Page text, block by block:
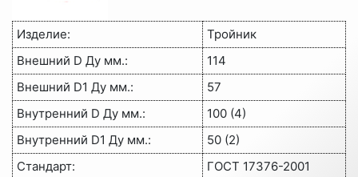
Изделие:
Тройник
Внешний D Ду мм.:
114
Внешний D1 Ду мм.:
57
Внутренний D Ду мм.:
100 (4)
Внутренний D1 Ду мм.:
50 (2)
Стандарт:
ГОСТ 17376-2001